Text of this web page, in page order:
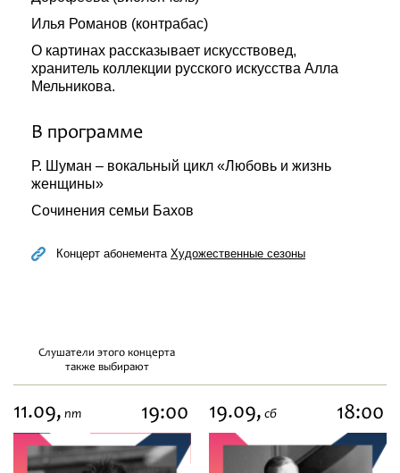
Илья Романов (контрабас)
О картинах рассказывает искусствовед,
хранитель коллекции русского искусства Алла
Мельникова.
В программе
Р. Шуман – вокальный цикл «Любовь и жизнь
женщины»
Сочинения семьи Бахов
Концерт абонемента Художественные сезоны
Слушатели этого концерта
также выбирают
11.09, пт 19:00 19.09, сб 18:00